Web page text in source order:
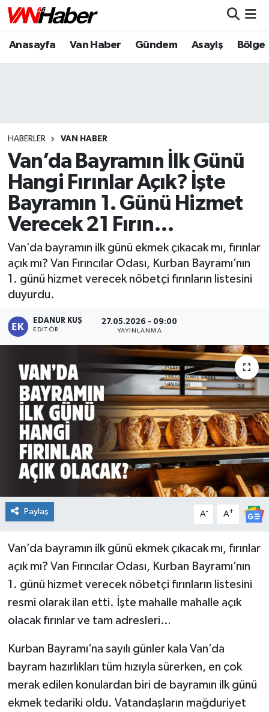
Anasayfa Van Haber Gündem Asayiş Bölge
HABERLER VAN HABER
Van’da Bayramın İlk Günü
Hangi Fırınlar Açık? İşte
Bayramın 1. Günü Hizmet
Verecek 21 Fırın…
Van’da bayramın ilk günü ekmek çıkacak mı, fırınlar
açık mı? Van Fırıncılar Odası, Kurban Bayramı’nın
1. günü hizmet verecek nöbetçi fırınların listesini
duyurdu.
EDANUR KUŞ
EDITÖR
27.05.2026 - 09:00
YAYINLANMA
Paylaş A- A+
Van’da bayramın ilk günü ekmek çıkacak mı, fırınlar
açık mı? Van Fırıncılar Odası, Kurban Bayramı’nın
1. günü hizmet verecek nöbetçi fırınların listesini
resmi olarak ilan etti. İşte mahalle mahalle açık
olacak fırınlar ve tam adresleri…
Kurban Bayramı’na sayılı günler kala Van’da
bayram hazırlıkları tüm hızıyla sürerken, en çok
merak edilen konulardan biri de bayramın ilk günü
ekmek tedariki oldu. Vatandaşların mağduriyet
Nöbetçi Eczaneler
Puan Durumu ve Fikstür
Tüm Manşetler
Son Dakika Haberleri
Haber Arşivi